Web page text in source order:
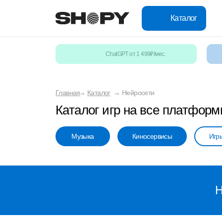
Каталог
ChatGPT от 1 499₽/мес.
Каталог игр на все
Музыка Киносервисы
Главная→ Каталог → Нейросети